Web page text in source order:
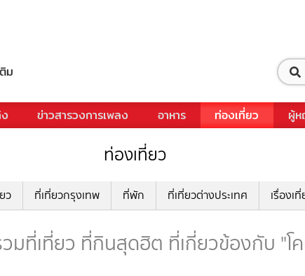
ม
ข่าวสารวงการเพลง อาหาร ท่องเที่ยว ผู้
ท่องเที่ยว
ว ที่เที่ยวกรุงเทพ ที่พัก ที่เที่ยวต่างประเทศ เรื่องเ
วมที่เที่ยว ที่กินสุดฮิต ที่เกี่ยวข้องกับ "โ